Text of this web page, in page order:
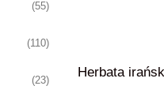
(55)
(110)
(23)
Herbata